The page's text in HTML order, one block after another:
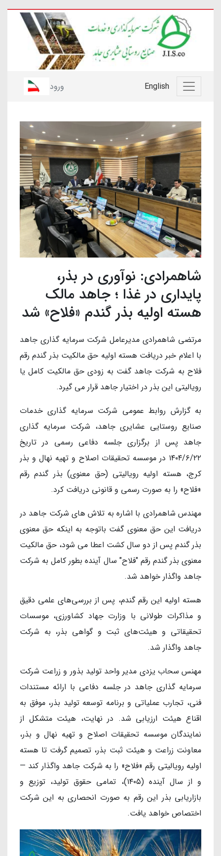
English ورود
شاهمرادی: نوآوری در بذر،
پایداری در غذا ؛ جاهد مالک
هسته اولیه بذر گندم «فلاح» شد
مرتضی شاهمرادی مدیرعامل شرکت سرمایه گذاری جاهد
با اعلام خبر دریافت هسته اولیه حق مالکیت بذر گندم رقم
فلاح به شرکت جاهد گفت به زودی حق مالکیت کامل یا
رویالیتی این بذر در اختیار جاهد قرار می گیرد.
به گزارش روابط عمومی شرکت سرمایه گذاری خدمات
صنایع روستایی عشایری جاهد، شرکت سرمایه گذاری
جاهد پس از برگزاری جلسه دفاعی رسمی در تاریخ
۱۴۰۴/۶/۲۲ در موسسه تحقیقات اصلاح و تهیه نهال و بذر
کرج، هسته اولیه رویالیتی (حق معنوی) بذر گندم رقم
«فلاح» را به صورت رسمی و قانونی دریافت کرد.
مهندس شاهمرادی با اشاره به تلاش های شرکت جاهد در
دریافت این حق معنوی گفت باتوجه به اینکه حق معنوی
بذر گندم پس از دو سال کشت اعطا می شود، حق مالکیت
معنوی بذر گندم رقم "فلاح" سال آینده بطور کامل به شرکت
جاهد واگذار خواهد شد.
هسته اولیه این رقم گندم، پس از بررسی‌های علمی دقیق
و مذاکرات طولانی با وزارت جهاد کشاورزی، موسسات
تحقیقاتی و هیئت‌های ثبت و گواهی بذر، به شرکت
جاهد واگذار شد.
مهنس سحاب یزدی مدیر واحد تولید بذور و زراعت شرکت
سرمایه گذاری جاهد در جلسه دفاعی با ارائه مستندات
فنی، تجارب عملیاتی و برنامه توسعه تولید بذر، موفق به
اقناع هیئت ارزیابی شد. در نهایت، هیئت متشکل از
نمایندگان موسسه تحقیقات اصلاح و تهیه نهال و بذر،
معاونت زراعت و هیئت ثبت بذر، تصمیم گرفت تا هسته
اولیه رویالیتی رقم «فلاح» را به شرکت جاهد واگذار کند —
و از سال آینده (۱۴۰۵)، تمامی حقوق تولید، توزیع و
بازاریابی بذر این رقم به صورت انحصاری به این شرکت
اختصاص خواهد یافت.